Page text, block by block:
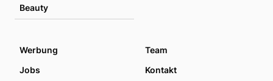
Beauty
Werbung
Team
Jobs
Kontakt